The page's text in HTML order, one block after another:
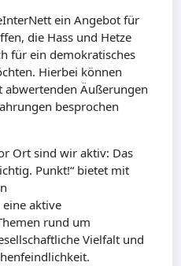
ein Angebot für
die Hass und Hetze
für ein demokratisches
Hierbei können
abwertenden Äußerungen
besprochen
Ort sind wir aktiv: Das
Punkt!“ bietet mit
aktive
rund um
Vielfalt und